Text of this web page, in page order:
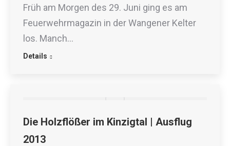
Früh am Morgen des 29. Juni ging es am
Feuerwehrmagazin in der Wangener Kelter
los. Manch…
Details
Die Holzflößer im Kinzigtal | Ausflug
2013